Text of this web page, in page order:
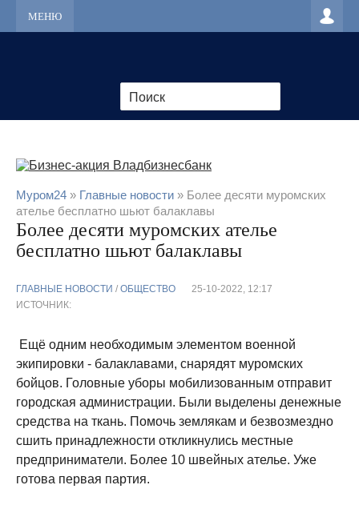
МЕНЮ
Муром24 » Главные новости » Более десяти муромских
ателье бесплатно шьют балаклавы
Более десяти муромских ателье
бесплатно шьют балаклавы
ГЛАВНЫЕ НОВОСТИ / ОБЩЕСТВО
25-10-2022, 12:17
ИСТОЧНИК:
Ещё одним необходимым элементом военной
экипировки - балаклавами, снарядят муромских
бойцов. Головные уборы мобилизованным отправит
городская администрации. Были выделены денежные
средства на ткань. Помочь землякам и безвозмездно
сшить принадлежности откликнулись местные
предприниматели. Более 10 швейных ателье. Уже
готова первая партия.